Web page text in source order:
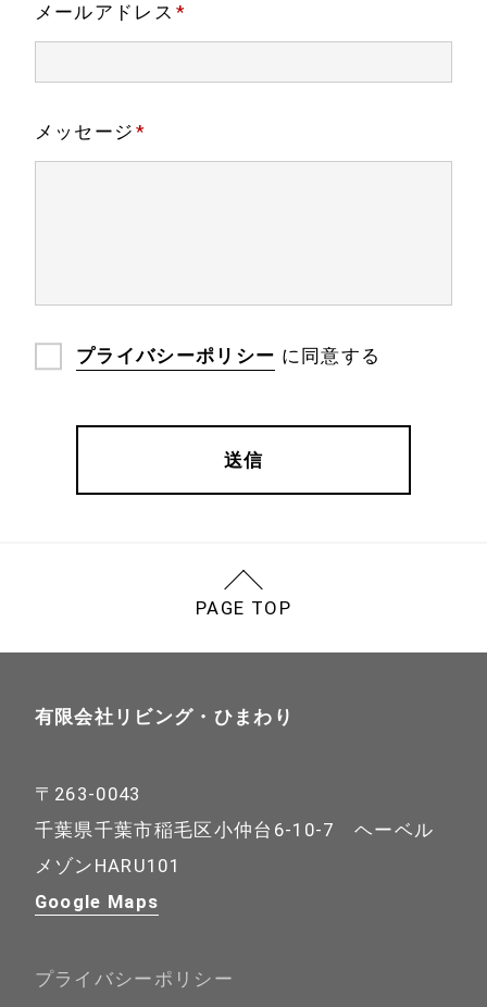
メールアドレス *
メッセージ *
プライバシーポリシー に同意する
送信
PAGE TOP
有限会社リビング・ひまわり
〒263-0043
千葉県千葉市稲毛区小仲台6-10-7 ヘーベル
メゾンHARU101
Google Maps
プライバシーポリシー